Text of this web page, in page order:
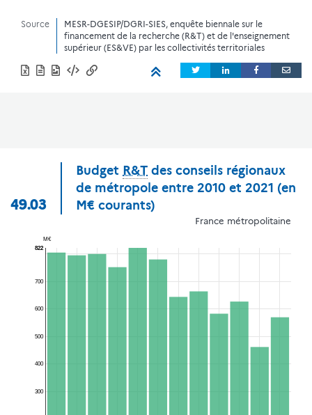
Source
MESR-DGESIP/DGRI-SIES, enquête biennale sur le
financement de la recherche (R&T) et de l'enseignement
supérieur (ES&VE) par les collectivités territoriales
49.03
Budget R&T des conseils régionaux
de métropole entre 2010 et 2021 (en
M€ courants)
France métropolitaine
300
400
500
600
700
M€
822